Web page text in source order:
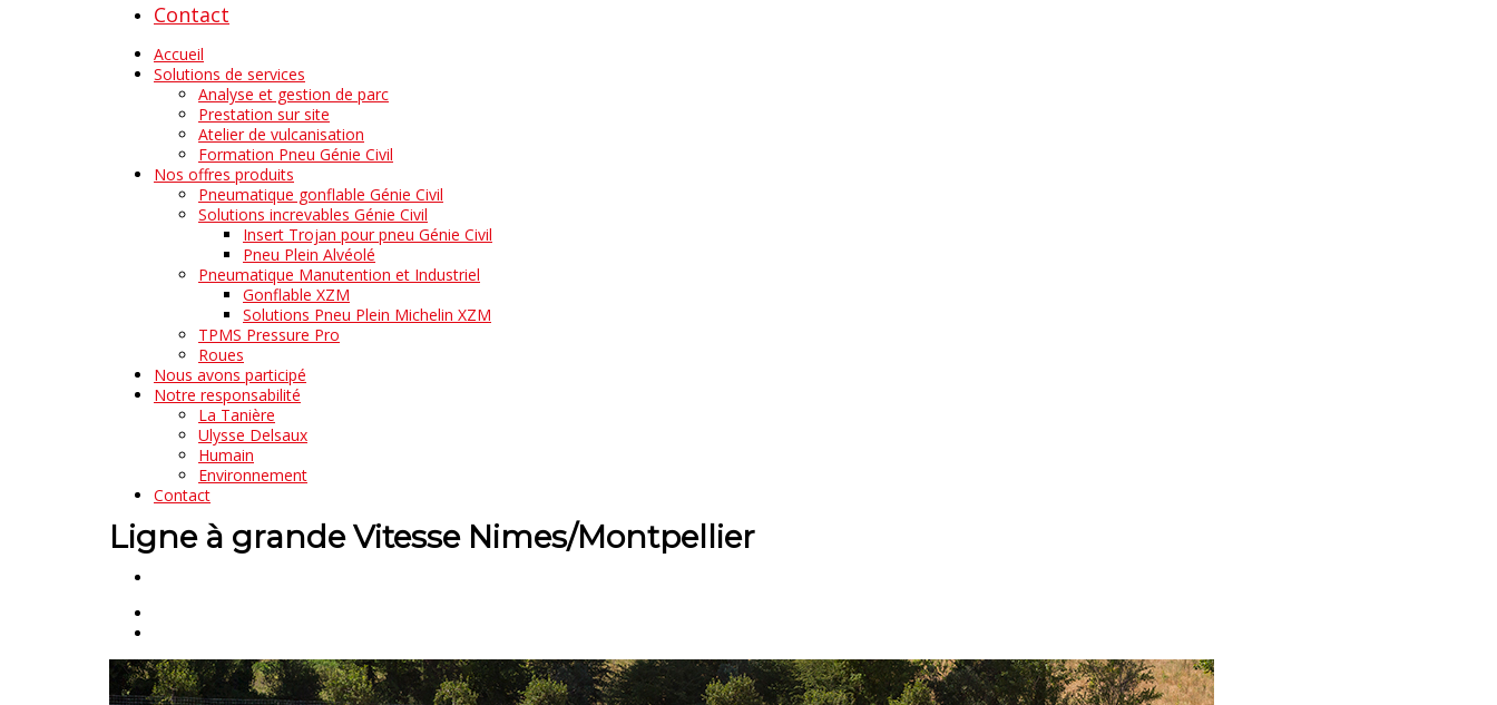
Contact
Accueil
Solutions de services
Analyse et gestion de parc
Prestation sur site
Atelier de vulcanisation
Formation Pneu Génie Civil
Nos offres produits
Pneumatique gonflable Génie Civil
Solutions increvables Génie Civil
Insert Trojan pour pneu Génie Civil
Pneu Plein Alvéolé
Pneumatique Manutention et Industriel
Gonflable XZM
Solutions Pneu Plein Michelin XZM
TPMS Pressure Pro
Roues
Nous avons participé
Notre responsabilité
La Tanière
Ulysse Delsaux
Humain
Environnement
Contact
Ligne à grande Vitesse Nimes/Montpellier